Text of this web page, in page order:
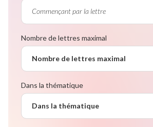
Nombre de lettres maximal
Nombre de lettres maximal
Dans la thématique
Dans la thématique